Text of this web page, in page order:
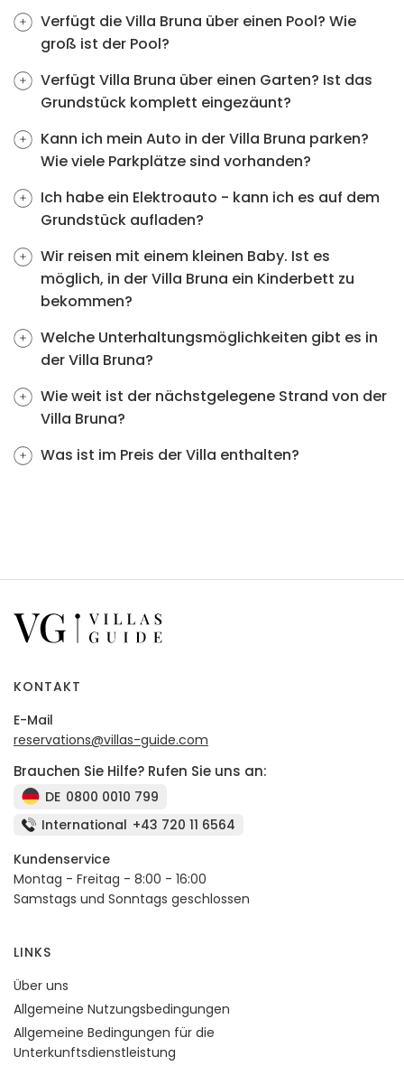
Verfügt die Villa Bruna über einen Pool? Wie
groß ist der Pool?
Verfügt Villa Bruna über einen Garten? Ist das
Grundstück komplett eingezäunt?
Kann ich mein Auto in der Villa Bruna parken?
Wie viele Parkplätze sind vorhanden?
Ich habe ein Elektroauto - kann ich es auf dem
Grundstück aufladen?
Wir reisen mit einem kleinen Baby. Ist es
möglich, in der Villa Bruna ein Kinderbett zu
bekommen?
Welche Unterhaltungsmöglichkeiten gibt es in
der Villa Bruna?
Wie weit ist der nächstgelegene Strand von der
Villa Bruna?
Was ist im Preis der Villa enthalten?
KONTAKT
E-Mail
reservations@villas-guide.com
Brauchen Sie Hilfe? Rufen Sie uns an:
DE 0800 0010 799
International +43 720 11 6564
Kundenservice
Montag - Freitag - 8:00 - 16:00
Samstags und Sonntags geschlossen
LINKS
Über uns
Allgemeine Nutzungsbedingungen
Allgemeine Bedingungen für die
Unterkunftsdienstleistung